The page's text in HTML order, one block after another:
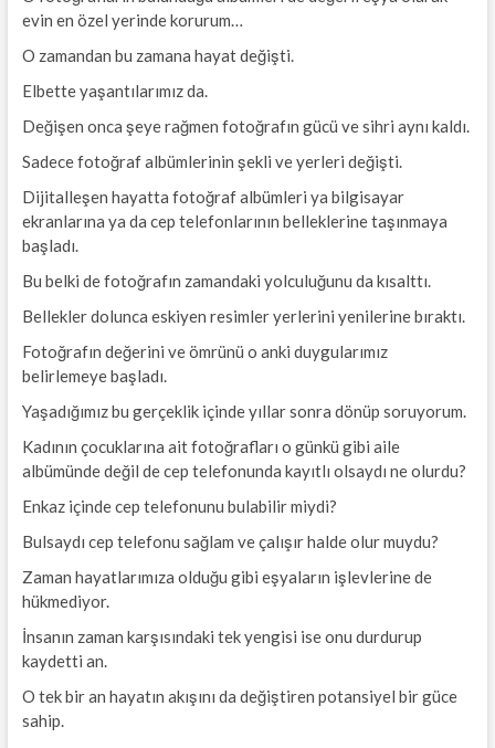
evin en özel yerinde korurum…
O zamandan bu zamana hayat değişti.
Elbette yaşantılarımız da.
Değişen onca şeye rağmen fotoğrafın gücü ve sihri aynı kaldı.
Sadece fotoğraf albümlerinin şekli ve yerleri değişti.
Dijitalleşen hayatta fotoğraf albümleri ya bilgisayar
ekranlarına ya da cep telefonlarının belleklerine taşınmaya
başladı.
Bu belki de fotoğrafın zamandaki yolculuğunu da kısalttı.
Bellekler dolunca eskiyen resimler yerlerini yenilerine bıraktı.
Fotoğrafın değerini ve ömrünü o anki duygularımız
belirlemeye başladı.
Yaşadığımız bu gerçeklik içinde yıllar sonra dönüp soruyorum.
Kadının çocuklarına ait fotoğrafları o günkü gibi aile
albümünde değil de cep telefonunda kayıtlı olsaydı ne olurdu?
Enkaz içinde cep telefonunu bulabilir miydi?
Bulsaydı cep telefonu sağlam ve çalışır halde olur muydu?
Zaman hayatlarımıza olduğu gibi eşyaların işlevlerine de
hükmediyor.
İnsanın zaman karşısındaki tek yengisi ise onu durdurup
kaydetti an.
O tek bir an hayatın akışını da değiştiren potansiyel bir güce
sahip.